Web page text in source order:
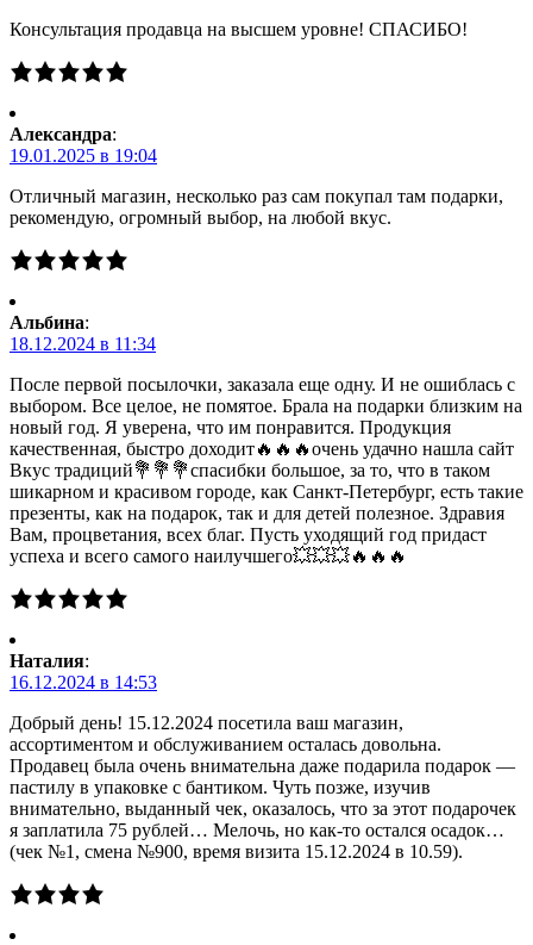
Консультация продавца на высшем уровне! СПАСИБО!
Александра:
19.01.2025 в 19:04
Отличный магазин, несколько раз сам покупал там подарки,
рекомендую, огромный выбор, на любой вкус.
Альбина:
18.12.2024 в 11:34
После первой посылочки, заказала еще одну. И не ошиблась с
выбором. Все целое, не помятое. Брала на подарки близким на
новый год. Я уверена, что им понравится. Продукция
качественная, быстро доходит🔥🔥🔥очень удачно нашла сайт
Вкус традиций💐💐💐спасибки большое, за то, что в таком
шикарном и красивом городе, как Санкт-Петербург, есть такие
презенты, как на подарок, так и для детей полезное. Здравия
Вам, процветания, всех благ. Пусть уходящий год придаст
успеха и всего самого наилучшего💥💥💥🔥🔥🔥
Наталия:
16.12.2024 в 14:53
Добрый день! 15.12.2024 посетила ваш магазин,
ассортиментом и обслуживанием осталась довольна.
Продавец была очень внимательна даже подарила подарок —
пастилу в упаковке с бантиком. Чуть позже, изучив
внимательно, выданный чек, оказалось, что за этот подарочек
я заплатила 75 рублей… Мелочь, но как-то остался осадок…
(чек №1, смена №900, время визита 15.12.2024 в 10.59).